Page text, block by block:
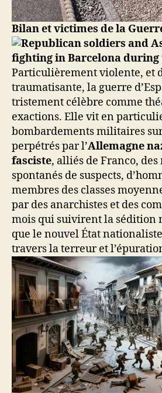
Bilan et victimes de la
Particulièrement violente, et
traumatisante, la guerre
tristement célèbre comme
exactions. Elle vit en
bombardements militaires
perpétrés par l’Allemagne
fasciste, alliés de Franco, des
spontanés de suspects,
membres des classes
par des anarchistes et des
mois qui suivirent la sédition
que le nouvel État
travers la terreur et